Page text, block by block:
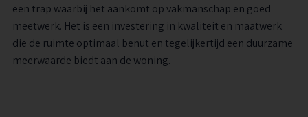
een trap waarbij het aankomt op vakmanschap en goed
meetwerk. Het is een investering in kwaliteit en maatwerk
die de ruimte optimaal benut en tegelijkertijd een duurzame
meerwaarde biedt aan de woning.